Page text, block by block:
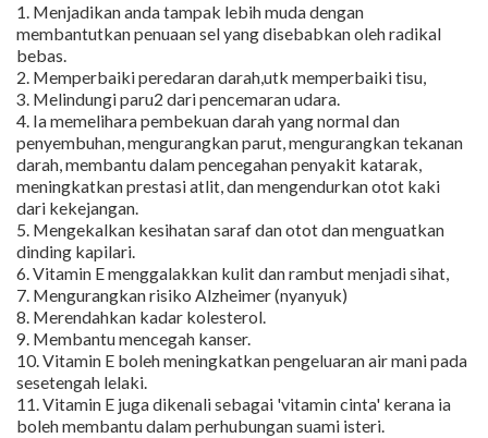
1. Menjadikan anda tampak lebih muda dengan
membantutkan penuaan sel yang disebabkan oleh radikal
bebas.
2. Memperbaiki peredaran darah,utk memperbaiki tisu,
3. Melindungi paru2 dari pencemaran udara.
4. Ia memelihara pembekuan darah yang normal dan
penyembuhan, mengurangkan parut, mengurangkan tekanan
darah, membantu dalam pencegahan penyakit katarak,
meningkatkan prestasi atlit, dan mengendurkan otot kaki
dari kekejangan.
5. Mengekalkan kesihatan saraf dan otot dan menguatkan
dinding kapilari.
6. Vitamin E menggalakkan kulit dan rambut menjadi sihat,
7. Mengurangkan risiko Alzheimer (nyanyuk)
8. Merendahkan kadar kolesterol.
9. Membantu mencegah kanser.
10. Vitamin E boleh meningkatkan pengeluaran air mani pada
sesetengah lelaki.
11. Vitamin E juga dikenali sebagai 'vitamin cinta' kerana ia
boleh membantu dalam perhubungan suami isteri.